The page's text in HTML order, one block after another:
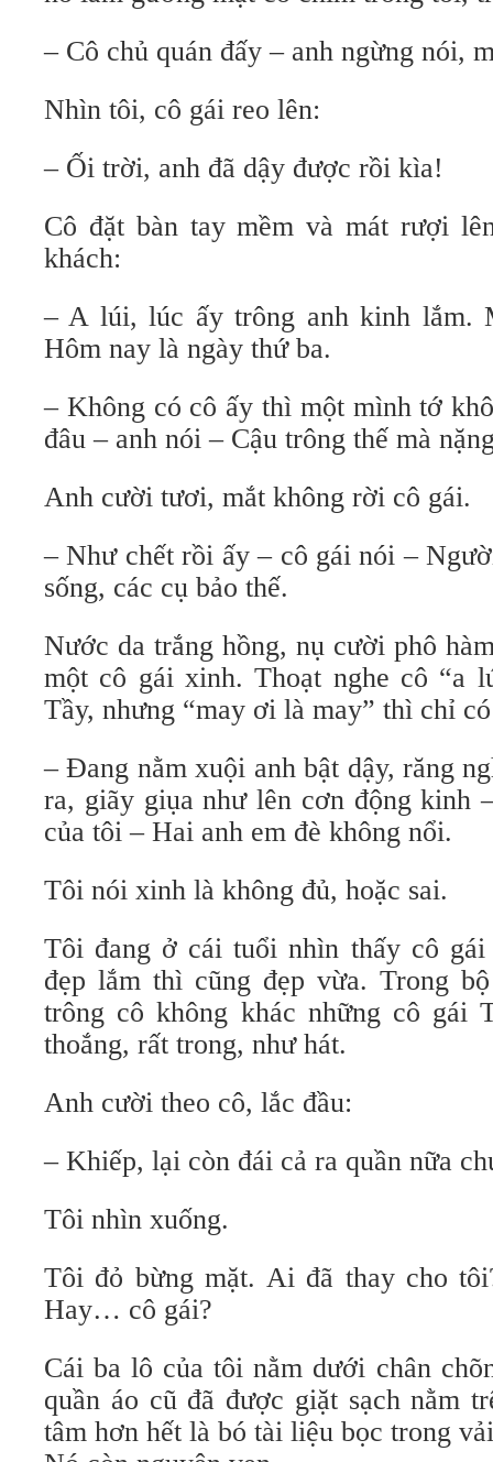
– Cô chủ quán đấy – anh ngừng nói,
Nhìn tôi, cô gái reo lên:
– Ối trời, anh đã dậy được rồi kìa!
Cô đặt bàn tay mềm và mát rượi
khách:
– A lúi, lúc ấy trông anh kinh lắm.
Hôm nay là ngày thứ ba.
– Không có cô ấy thì một mình tớ
đâu – anh nói – Cậu trông thế mà
Anh cười tươi, mắt không rời cô gái.
– Như chết rồi ấy – cô gái nói –
sống, các cụ bảo thế.
Nước da trắng hồng, nụ cười phô
một cô gái xinh. Thoạt nghe cô “a
Tầy, nhưng “may ơi là may” thì chỉ
– Đang nằm xuội anh bật dậy, răng
ra, giãy giụa như lên cơn động kinh
của tôi – Hai anh em đè không nổi.
Tôi nói xinh là không đủ, hoặc sai.
Tôi đang ở cái tuổi nhìn thấy cô gái
đẹp lắm thì cũng đẹp vừa. Trong
trông cô không khác những cô gái
thoắng, rất trong, như hát.
Anh cười theo cô, lắc đầu:
– Khiếp, lại còn đái cả ra quần nữa
Tôi nhìn xuống.
Tôi đỏ bừng mặt. Ai đã thay cho
Hay… cô gái?
Cái ba lô của tôi nằm dưới chân
quần áo cũ đã được giặt sạch nằm
tâm hơn hết là bó tài liệu bọc trong